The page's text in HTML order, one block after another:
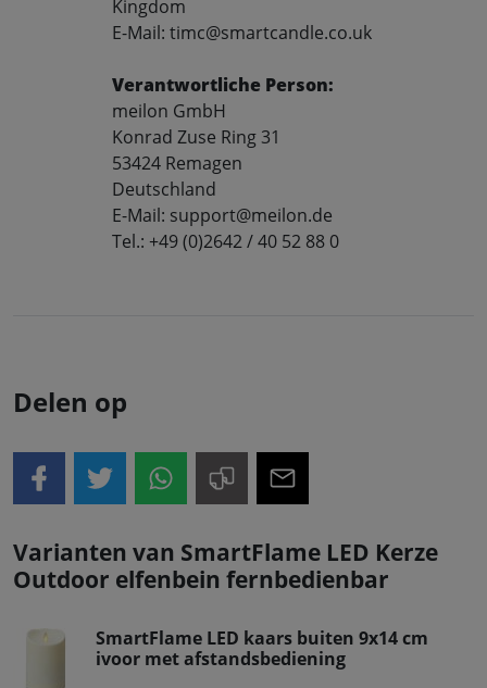
Kingdom
E-Mail: timc@smartcandle.co.uk
Verantwortliche Person:
meilon GmbH
Konrad Zuse Ring 31
53424 Remagen
Deutschland
E-Mail: support@meilon.de
Tel.: +49 (0)2642 / 40 52 88 0
Delen op
Varianten van SmartFlame LED Kerze
Outdoor elfenbein fernbedienbar
SmartFlame LED kaars buiten 9x14 cm
ivoor met afstandsbediening